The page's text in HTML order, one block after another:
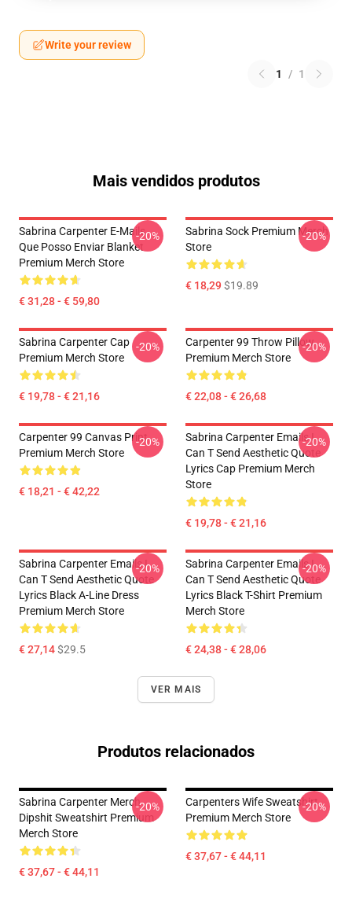
Write your review
1 / 1
Mais vendidos produtos
Sabrina Carpenter E-Mails
Que Posso Enviar Blanket
Premium Merch Store
€ 31,28 - € 59,80
-20%
Sabrina Sock Premium Merch
Store
€ 18,29$19.89
-20%
Sabrina Carpenter Cap
Premium Merch Store
€ 19,78 - € 21,16
-20%
Carpenter 99 Throw Pillow
Premium Merch Store
€ 22,08 - € 26,68
-20%
Carpenter 99 Canvas Print
Premium Merch Store
€ 18,21 - € 42,22
-20%
Sabrina Carpenter Emails I
Can T Send Aesthetic Quote
Lyrics Cap Premium Merch
Store
€ 19,78 - € 21,16
-20%
Sabrina Carpenter Emails I
Can T Send Aesthetic Quote
Lyrics Black A-Line Dress
Premium Merch Store
€ 27,14$29.5
-20%
Sabrina Carpenter Emails I
Can T Send Aesthetic Quote
Lyrics Black T-Shirt Premium
Merch Store
€ 24,38 - € 28,06
-20%
VER MAIS
Produtos relacionados
Sabrina Carpenter Merch
Dipshit Sweatshirt Premium
Merch Store
€ 37,67 - € 44,11
-20%
Carpenters Wife Sweatshirt
Premium Merch Store
€ 37,67 - € 44,11
-20%